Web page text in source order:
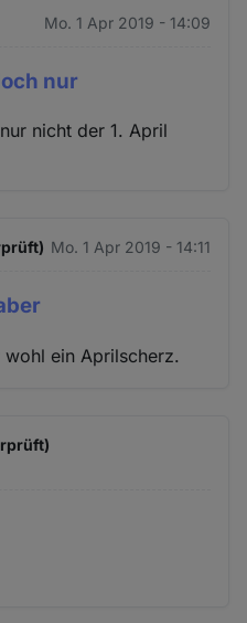
Mo. 1 Apr 2019 - 14:09
nur
nicht der 1. April
Mo. 1 Apr 2019 - 14:11
wohl ein Aprilscherz.